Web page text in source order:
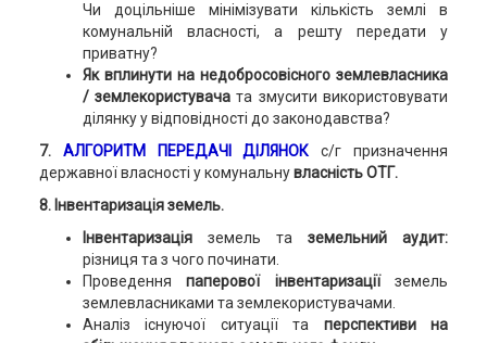
Чи доцільніше мінімізувати кількість землі в
комунальній власності, а решту передати у
приватну?
Як вплинути на недобросовісного землевласника
/ землекористувачата змусити використовувати
ділянку у відповідності до законодавства?
7. АЛГОРИТМ ПЕРЕДАЧІ ДІЛЯНОК с/г призначення
державної власності у комунальнувласність ОТГ.
8. Інвентаризація земель.
Інвентаризація земель таземельний аудит:
різниця та з чого починати.
Проведенняпаперової інвентаризаціїземель
землевласниками та землекористувачами.
Аналіз існуючої ситуації та перспективи на